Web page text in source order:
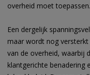
overheid moet toepassen.
Een dergelijk
maar wordt nog
van de overheid, waarbij
klantgerichte benadering